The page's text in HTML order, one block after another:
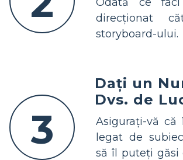
direcționat
storyboard-ului.
3
Dați un
Dvs. de
Asigurați-vă
legat de
să îl puteți găsi